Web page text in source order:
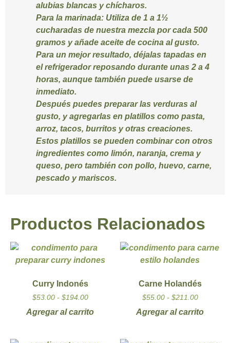
alubias blancas y chícharos.
Para la marinada: Utiliza de 1 a 1½
cucharadas de nuestra mezcla por cada 500
gramos y añade aceite de cocina al gusto.
Para un mejor resultado, déjalas tapadas en
el refrigerador reposando durante unas 2 a 4
horas, aunque también puede usarse de
inmediato.
Después puedes preparar las verduras al
gusto, y agregarlas en platillos como pasta,
arroz, tacos, burritos y otras creaciones.
Estos platillos se pueden combinar con otros
ingredientes como limón, naranja, crema y
queso, pero también con pollo, huevo, carne,
pescado y mariscos.
Productos Relacionados
Curry Indonés
$53.00 - $194.00
Agregar al carrito
Carne Holandés
$55.00 - $211.00
Agregar al carrito